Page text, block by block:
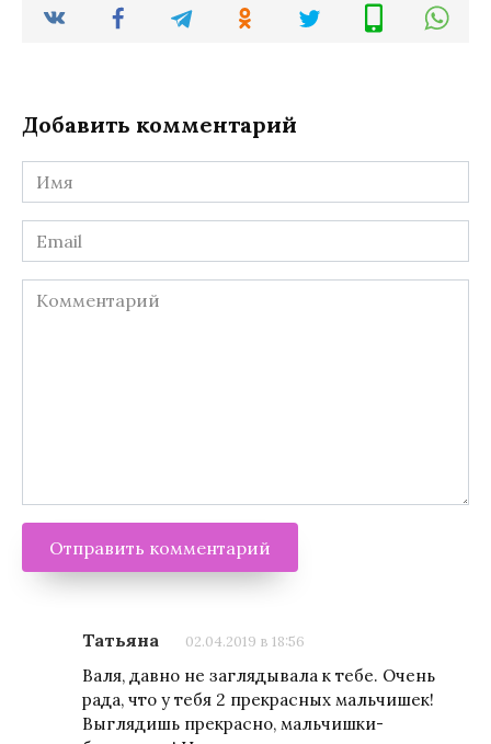
Добавить комментарий
Имя
*
Email
*
Комментарий
Татьяна 02.04.2019 в 18:56
Валя, давно не заглядывала к тебе. Очень
рада, что у тебя 2 прекрасных мальчишек!
Выглядишь прекрасно, мальчишки-